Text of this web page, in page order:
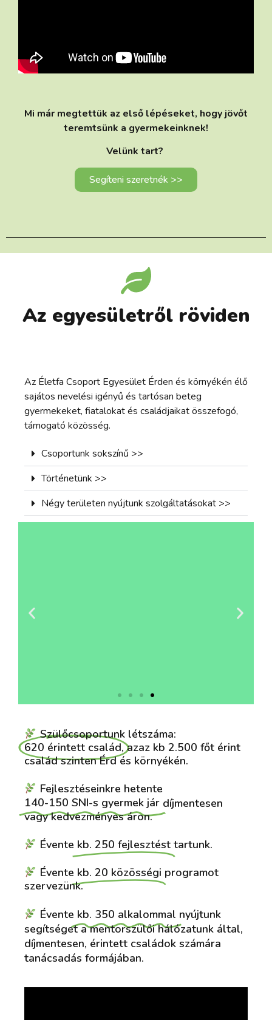
Mi már megtettük az első lépéseket, hogy jövőt
teremtsünk a gyermekeinknek!
Velünk tart?
Segíteni szeretnék >>
Az egyesületről röviden
Az Életfa Csoport Egyesület Érden és környékén élő
sajátos nevelési igényű és tartósan beteg
gyermekeket, fiatalokat és családjaikat összefogó,
támogató közösség.
Csoportunk sokszínű >>
Történetünk >>
Négy területen nyújtunk szolgáltatásokat >>
4. Szakmai
támogató
szolgáltatás
Egyedi Mentorszülő hálózatunk
mellett pszichológusok,
gyógypedagógusok, jogászok és
egyéb szakértők patronálják az
Szülőcsoportunk létszáma:
620 érintett család, azaz kb 2.500 főt érint
család szinten Érd és környékén.
Fejlesztéseinkre hetente
140-150 SNI-s gyermek jár díjmentesen
vagy kedvezményes áron.
Évente kb. 250 fejlesztést tartunk.
Évente kb. 20 közösségi programot
szervezünk.
Évente kb. 350 alkalommal nyújtunk
segítséget a mentorszülői hálózatunk által,
díjmentesen, érintett családok számára
tanácsadás formájában.